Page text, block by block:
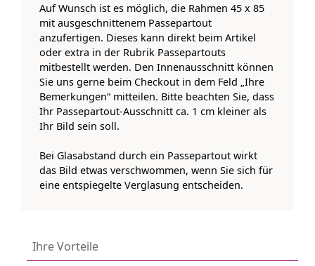
Ihre Vorteile
Auf Wunsch ist es möglich, die Rahmen 45 x 85
mit ausgeschnittenem Passepartout
anzufertigen. Dieses kann direkt beim Artikel
oder extra in der Rubrik Passepartouts
mitbestellt werden. Den Innenausschnitt können
Sie uns gerne beim Checkout in dem Feld „Ihre
Bemerkungen“ mitteilen. Bitte beachten Sie, dass
Ihr Passepartout-Ausschnitt ca. 1 cm kleiner als
Ihr Bild sein soll.
Bei Glasabstand durch ein Passepartout wirkt
das Bild etwas verschwommen, wenn Sie sich für
eine entspiegelte Verglasung entscheiden.